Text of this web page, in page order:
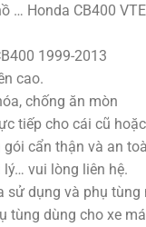
… Honda CB400
1999-2013
cao.
chống ăn mòn
tiếp cho cái cũ
cẩn thận và an
lý… vui lòng liên hệ.
sử dụng và phụ tùng
tùng dùng cho xe